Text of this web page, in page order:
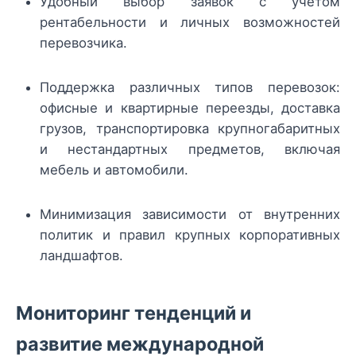
рентабельности и личных возможностей
перевозчика.
Поддержка различных типов перевозок:
офисные и квартирные переезды, доставка
грузов, транспортировка крупногабаритных
и нестандартных предметов, включая
мебель и автомобили.
Минимизация зависимости от внутренних
политик и правил крупных корпоративных
ландшафтов.
Мониторинг тенденций и
развитие международной